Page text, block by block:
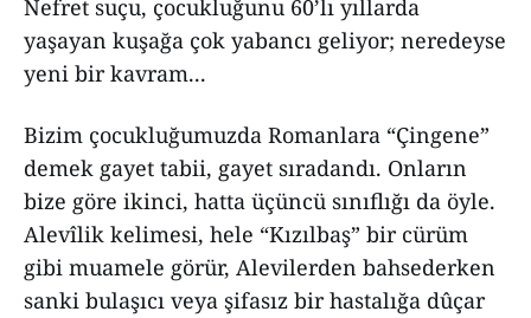
Nefret suçu, çocukluğunu 60’lı yıllarda
yaşayan kuşağa çok yabancı geliyor; neredeyse
yeni bir kavram...
Bizim çocukluğumuzda Romanlara “Çingene”
demek gayet tabii, gayet sıradandı. Onların
bize göre ikinci, hatta üçüncü sınıflığı da öyle.
Alevîlik kelimesi, hele “Kızılbaş” bir cürüm
gibi muamele görür, Alevilerden bahsederken
sanki bulaşıcı veya şifasız bir hastalığa dûçar